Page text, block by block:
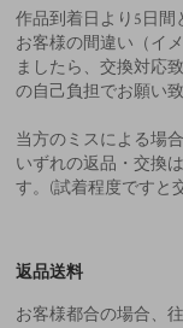
作品到着日より5日間
お客様の間違い（イ
ましたら、交換対応
の自己負担でお願い致
当方のミスによる場
いずれの返品・交換
す。(試着程度ですと
返品送料
お客様都合の場合、